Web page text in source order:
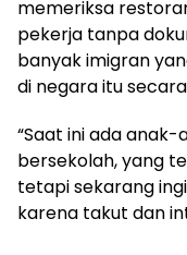
memeriksa
pekerja tanpa
banyak imigran
di negara itu
“Saat ini ada anak-
bersekolah, yang
tetapi sekarang
karena takut dan